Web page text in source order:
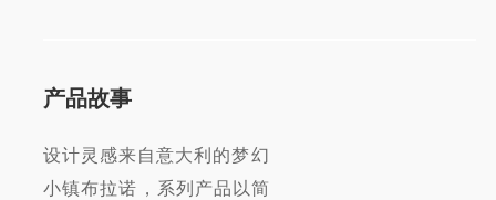
产品故事
设计灵感来自意大利的梦幻
小镇布拉诺，系列产品以简